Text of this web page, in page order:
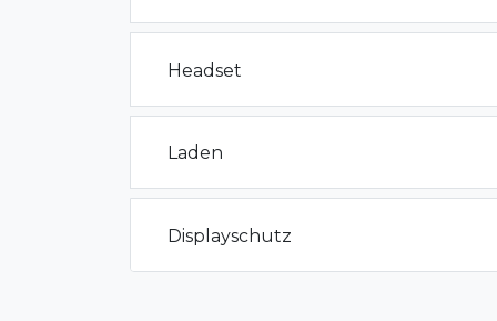
Headset
Laden
Displayschutz